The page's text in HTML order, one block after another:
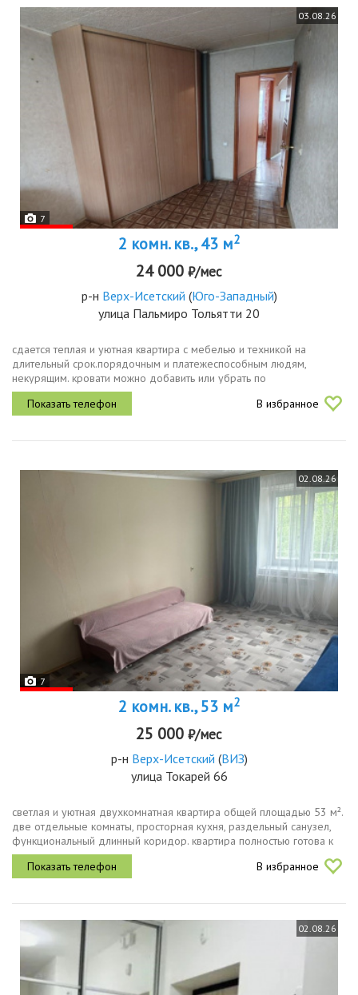
03.08.26
7
2 комн. кв., 43 м2
24 000 ₽/мес
р-н Верх-Исетский (Юго-Западный)
улица Пальмиро Тольятти 20
сдается теплая и уютная квартира с мебелью и техникой на
длительный срок.порядочным и платежеспособным людям,
некурящим. кровати можно добавить или убрать по
согласованию.есть все необходимое для проживания.очень
удобная транспортная развязка....
В избранное
02.08.26
7
2 комн. кв., 53 м2
25 000 ₽/мес
р-н Верх-Исетский (ВИЗ)
улица Токарей 66
светлая и уютная двухкомнатная квартира общей площадью 53 м².
две отдельные комнаты, просторная кухня, раздельный санузел,
функциональный длинный коридор. квартира полностью готова к
проживанию имеется кухонный гарнитур, холодильник, плита,...
В избранное
02.08.26